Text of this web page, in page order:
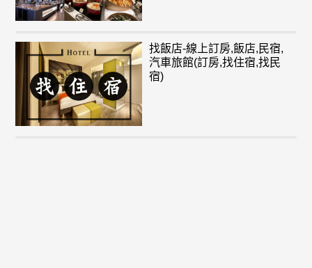
找飯店-線上訂房,飯店,民宿,
汽車旅館(訂房,找住宿,找民
宿)